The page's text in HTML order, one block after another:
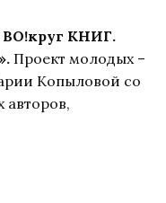
ВО!круг КНИГ.
Проект молодых –
Копыловой со
авторов,